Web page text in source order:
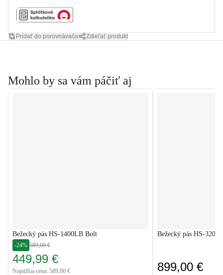
Pridať do porovnávača Zdieľať produkt
Mohlo by sa vám páčiť aj
Bežecký pás HS-1400LB Bolt
-24% 589,00 €
449,99 €
Najnižšia cena: 589,00 €
Bežecký pás HS-
899,00 €